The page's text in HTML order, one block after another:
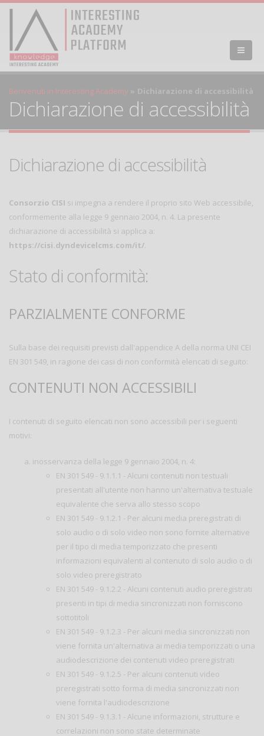
Benvenuti in Interesting Academy Dichiarazione di accessibilità
Dichiarazione di accessibilità
Dichiarazione di accessibilità
Consorzio CISI si impegna a rendere il proprio sito Web accessibile,
conformemente alla legge 9 gennaio 2004, n. 4. La presente
dichiarazione di accessibilità si applica a:
https://cisi.dyndevicelcms.com/it/.
Stato di conformità:
PARZIALMENTE CONFORME
Sulla base dei requisiti previsti dall'appendice A della norma UNI CEI
EN 301 549, in ragione dei casi di non conformità elencati di seguito:
CONTENUTI NON ACCESSIBILI
I contenuti di seguito elencati non sono accessibili per i seguenti
motivi:
inosservanza della legge 9 gennaio 2004, n. 4:
EN 301 549 - 9.1.1.1 - Alcuni contenuti non testuali
presentati all'utente non hanno un'alternativa testuale
equivalente che serva allo stesso scopo
EN 301 549 - 9.1.2.1 - Per alcuni media preregistrati di
solo audio o di solo video non sono fornite alternative
per il tipo di media temporizzato che presenti
informazioni equivalenti al contenuto di solo audio o di
solo video preregistrato
EN 301 549 - 9.1.2.2 - Alcuni contenuti audio preregistrati
presenti in tipi di media sincronizzati non forniscono
sottotitoli
EN 301 549 - 9.1.2.3 - Per alcuni media sincronizzati non
viene fornita un'alternativa ai media temporizzati o una
audiodescrizione dei contenuti video preregistrati
EN 301 549 - 9.1.2.5 - Per alcuni contenuti video
preregistrati sotto forma di media sincronizzati non
viene fornita l'audiodescrizione
EN 301 549 - 9.1.3.1 - Alcune informazioni, strutture e
correlazioni non sono state determinate